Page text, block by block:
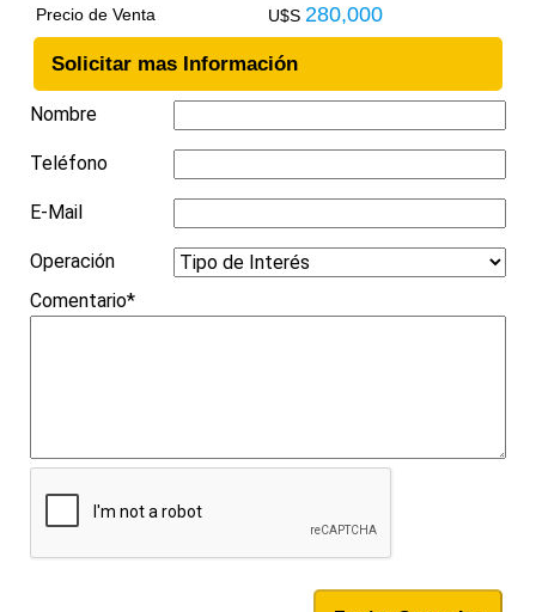
Precio de Venta U$S 280,000
Solicitar mas Información
Nombre
Teléfono
E-Mail
Operación
Comentario*